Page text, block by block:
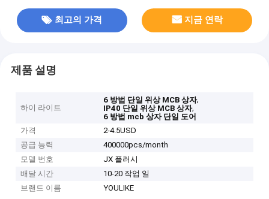
최고의 가격 지금 연락
제품 설명
하이 라이트
6 방법 단일 위상 MCB 상자,
IP40 단일 위상 MCB 상자,
6 방법 mcb 상자 단일 도어
가격
2-4.5USD
공급 능력
400000pcs/month
모델 번호
JX 플러시
배달 시간
10-20 작업 일
브랜드 이름
YOULIKE